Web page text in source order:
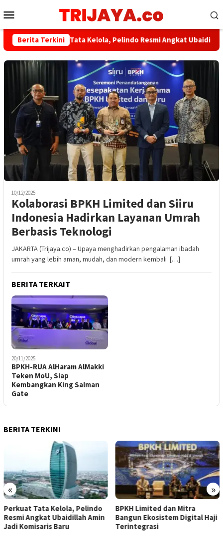
ke
Mobile
Berita Terkini
​Perkuat Tata Kelola, Pelindo Resmi Angkat Ubaidillah
10/12/2025
Kolaborasi BPKH Limited dan Siiru
Indonesia Hadirkan Layanan Umrah
Berbasis Teknologi
JAKARTA (Trijaya.co) – Upaya menghadirkan pengalaman ibadah
umrah yang lebih aman, mudah, dan modern kembali […]
BERITA TERKAIT
20/11/2025
BPKH-RUA AlHaram AlMakki
Teken MoU, Siap
Kembangkan King Salman
Gate
BERITA TERKINI
« »
Tata Kelola, Pelindo
Angkat Ubaidillah Amin
Komisaris Baru
BPKH Limited dan Mitra
Bangun Ekosistem Digital Haji
Terintegrasi